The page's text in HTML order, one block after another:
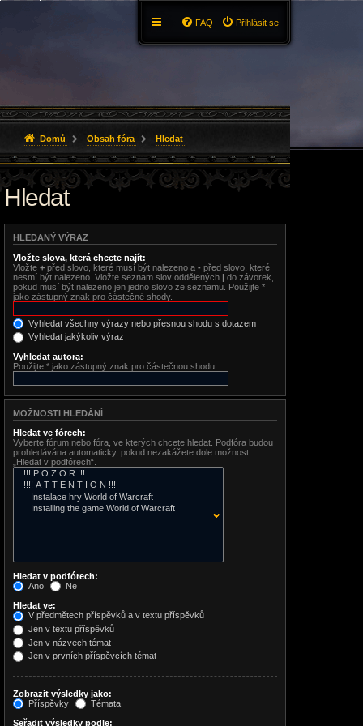
Přihlásit se
FAQ
Domů Obsah fóra Hledat
Hledat
HLEDANÝ VÝRAZ
Vložte slova, která chcete najít:
Vložte + před slovo, které musí být nalezeno a - před slovo, které
nesmí být nalezeno. Vložte seznam slov oddělených | do závorek,
pokud musí být nalezeno jen jedno slovo ze seznamu. Použijte *
jako zástupný znak pro částečné shody.
Vyhledat všechny výrazy nebo přesnou shodu s dotazem
Vyhledat jakýkoliv výraz
Vyhledat autora:
Použijte * jako zástupný znak pro částečnou shodu.
MOŽNOSTI HLEDÁNÍ
Hledat ve fórech:
Vyberte fórum nebo fóra, ve kterých chcete hledat. Podfóra budou
prohledávána automaticky, pokud nezakážete dole možnost
„Hledat v podfórech“.
Hledat v podfórech:
Ano
Ne
Hledat ve:
V předmětech příspěvků a v textu příspěvků
Jen v textu příspěvků
Jen v názvech témat
Jen v prvních příspěvcích témat
Zobrazit výsledky jako:
Příspěvky
Témata
Seřadit výsledky podle: